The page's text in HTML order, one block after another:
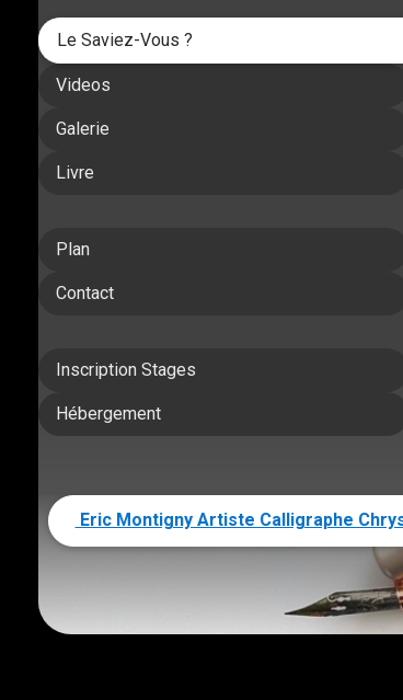
Le Saviez-Vous ?
Videos
Galerie
Livre
Plan
Contact
Inscription Stages
Hébergement
Eric Montigny Artiste Calligraphe